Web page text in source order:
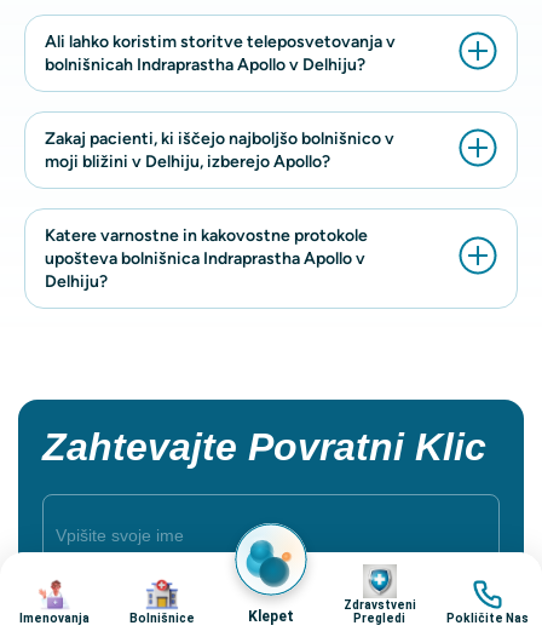
Image
Imenovanja
Image
Bolnišnice Klepet
Image
Zdravstveni
Pregledi
Image
Pokličite Nas
Ali lahko koristim storitve teleposvetovanja v
bolnišnicah Indraprastha Apollo v Delhiju?
Zakaj pacienti, ki iščejo najboljšo bolnišnico v
moji bližini v Delhiju, izberejo Apollo?
Katere varnostne in kakovostne protokole
upošteva bolnišnica Indraprastha Apollo v
Delhiju?
Zahtevajte Povratni Klic